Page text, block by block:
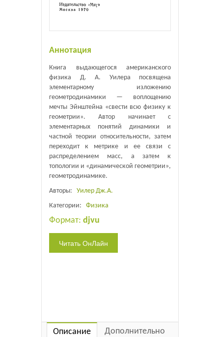
Аннотация
Книга выдающегося американского
физика Д. А. Уилера посвящена
элементарному изложению
геометродинамики — воплощению
мечты Эйнштейна «свести всю физику к
геометрии». Автор начинает с
элементарных понятий динамики и
частной теории относительности, затем
переходит к метрике и ее связи с
распределением масс, а затем к
топологии и «динамической геометрии»,
геометродинамике.
Авторы: Уилер Дж.А.
Категории: Физика
Формат: djvu
Описание Дополнительно